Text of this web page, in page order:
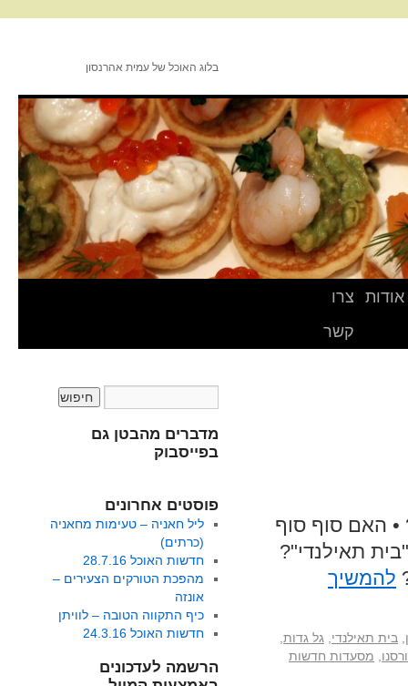
בלוג האוכל של עמית אהרנסון
אודות
צרו
קשר
• האם סוף סוף
תאילנדי"?
להמשיך
בית תאילנדי גל גדות
מסעדות חדשות
מדברים מהבטן גם
בפייסבוק
פוסטים אחרונים
ליל חאניה – טעימות מחאניה
(כרתים)
חדשות האוכל 28.7.16
מהפכת הטורקים הצעירים –
אונזה
כיף התקווה הטובה – לוויתן
חדשות האוכל 24.3.16
הרשמה לעדכונים